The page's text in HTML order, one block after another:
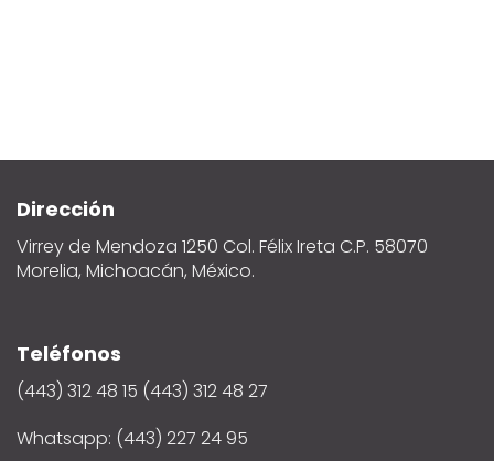
Dirección
Virrey de Mendoza 1250 Col. Félix Ireta C.P. 58070
Morelia, Michoacán, México.
Teléfonos
(443) 312 48 15 (443) 312 48 27
Whatsapp: (443) 227 24 95